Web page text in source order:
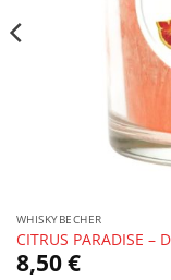
WHISKYBECHER
CITRUS PARADISE
8,50€